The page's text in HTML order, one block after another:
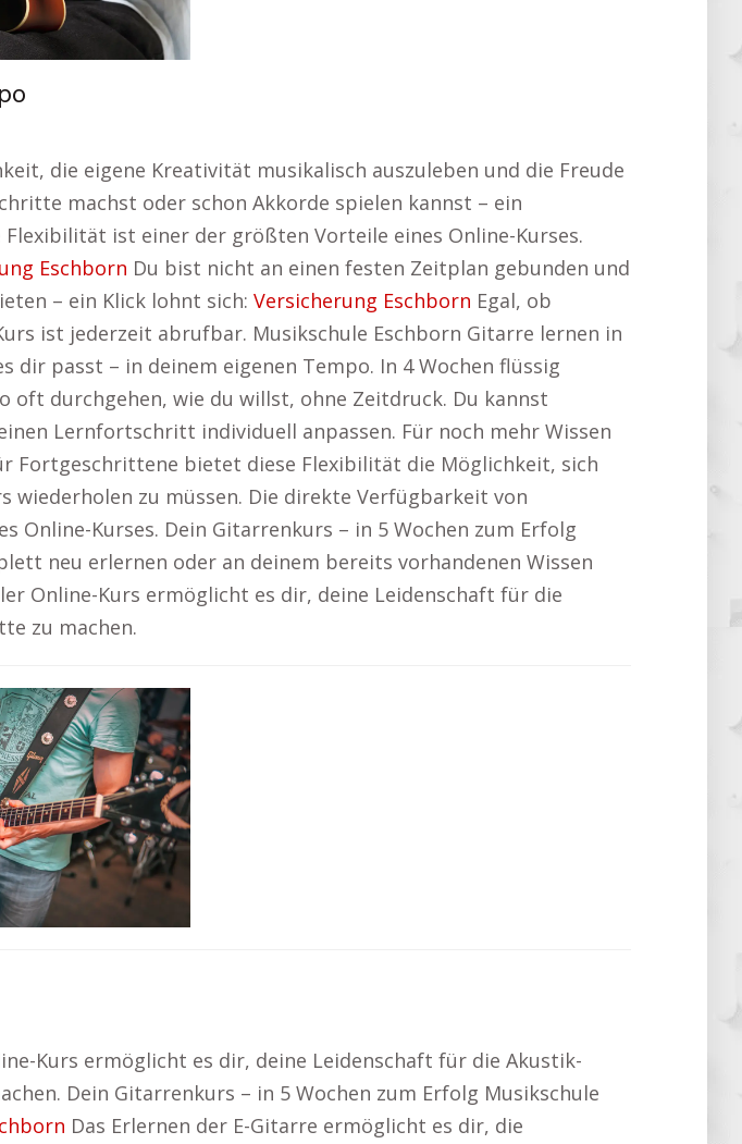
die eigene Kreativität musikalisch auszuleben und die Freude
machst oder schon Akkorde spielen kannst – ein
ist einer der größten Vorteile eines Online-Kurses.
Eschborn Du bist nicht an einen festen Zeitplan gebunden und
– ein Klick lohnt sich: Versicherung Eschborn Egal, ob
ist jederzeit abrufbar. Musikschule Eschborn Gitarre lernen in
passt – in deinem eigenen Tempo. In 4 Wochen flüssig
oft durchgehen, wie du willst, ohne Zeitdruck. Du kannst
Lernfortschritt individuell anpassen. Für noch mehr Wissen
Fortgeschrittene bietet diese Flexibilität die Möglichkeit, sich
wiederholen zu müssen. Die direkte Verfügbarkeit von
Kurses. Dein Gitarrenkurs – in 5 Wochen zum Erfolg
neu erlernen oder an deinem bereits vorhandenen Wissen
Online-Kurs ermöglicht es dir, deine Leidenschaft für die
zu machen.
Kurs ermöglicht es dir, deine Leidenschaft für die Akustik-
Dein Gitarrenkurs – in 5 Wochen zum Erfolg Musikschule
Das Erlernen der E-Gitarre ermöglicht es dir, die